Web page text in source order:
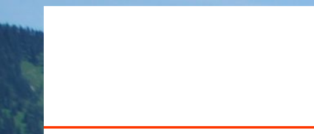
Inhalt